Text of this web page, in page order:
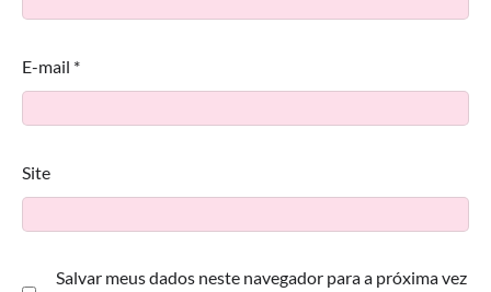
E-mail *
Site
Salvar meus dados neste navegador para a próxima vez